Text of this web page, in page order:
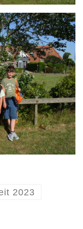
2023